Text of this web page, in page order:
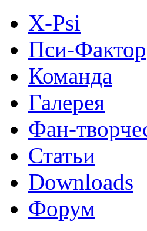
X-Psi
Пси-Фактор
Команда
Галерея
Фан-
Статьи
Downloads
Форум